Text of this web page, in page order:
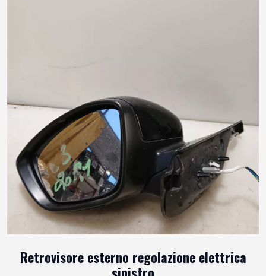
Retrovisore esterno regolazione elettrica